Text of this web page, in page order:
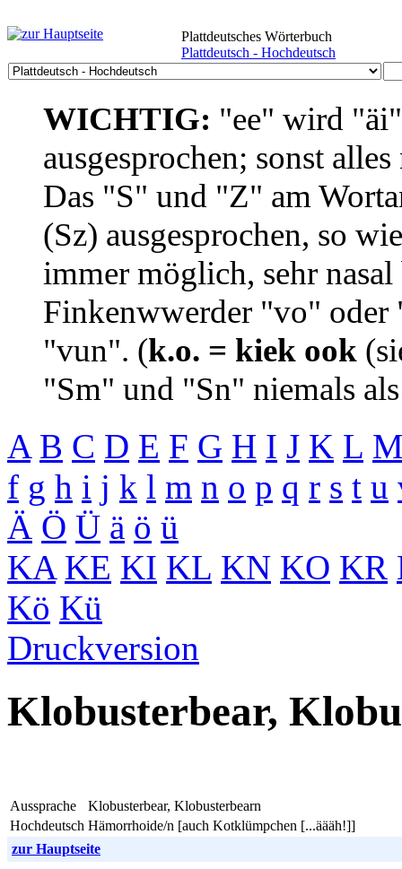
Plattdeutsches Wörterbuch
Plattdeutsch - Hochdeutsch
WICHTIG: "ee" wird
ausgesprochen; sonst
Das "S" und "Z" am
(Sz) ausgesprochen, so
immer möglich, sehr
Finkenwwerder "vo"
"vun". (k.o. = kiek ook
"Sm" und "Sn" niemals
A B C D E F G H I J K L
f g h i j k l m n o p q r s t u
Ä Ö Ü ä ö ü
KA KE KI KL KN KO KR
Kö Kü
Druckversion
Klobusterbear,
Aussprache
Klobusterbear, Klobusterbearn
Hochdeutsch Hämorrhoide/n [auch Kotklümpchen [...äääh!]]
zur Hauptseite